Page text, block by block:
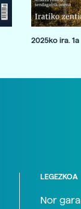
2025ko ira. 1a
LEGEZKOA
Nor gara